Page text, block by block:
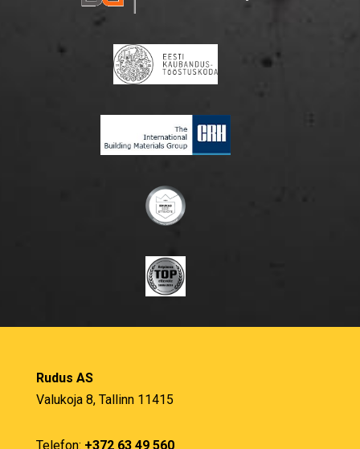
Rudus AS
Valukoja 8, Tallinn 11415
Telefon: +372 63 49 560